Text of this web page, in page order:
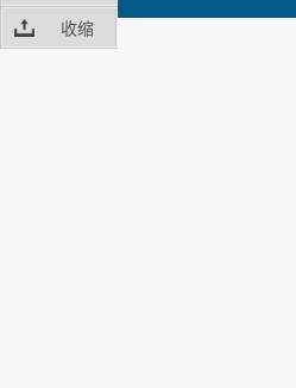
收缩